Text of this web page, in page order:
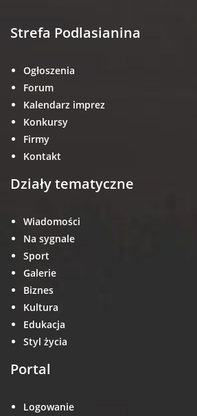
Strefa Podlasianina
Ogłoszenia
Forum
Kalendarz imprez
Konkursy
Firmy
Kontakt
Działy tematyczne
Wiadomości
Na sygnale
Sport
Galerie
Biznes
Kultura
Edukacja
Styl życia
Portal
Logowanie